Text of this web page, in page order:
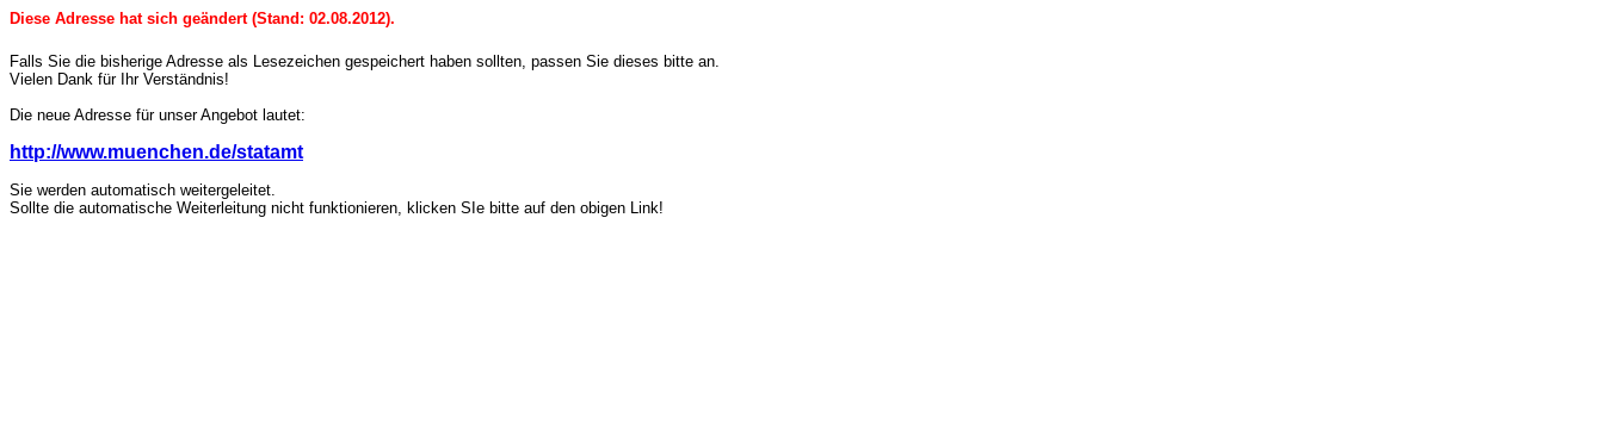
Diese Adresse hat sich geändert (Stand: 02.08.2012).
Falls Sie die bisherige Adresse als Lesezeichen gespeichert haben sollten, passen Sie dieses bitte an.
Vielen Dank für Ihr Verständnis!
Die neue Adresse für unser Angebot lautet:
http://www.muenchen.de/statamt
Sie werden automatisch weitergeleitet.
Sollte die automatische Weiterleitung nicht funktionieren, klicken SIe bitte auf den obigen Link!